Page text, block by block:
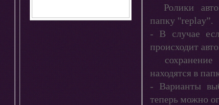
Ролики
папку "replay”.
- В случае
происходит
сохранение
находятся в
- Варианты
теперь можно